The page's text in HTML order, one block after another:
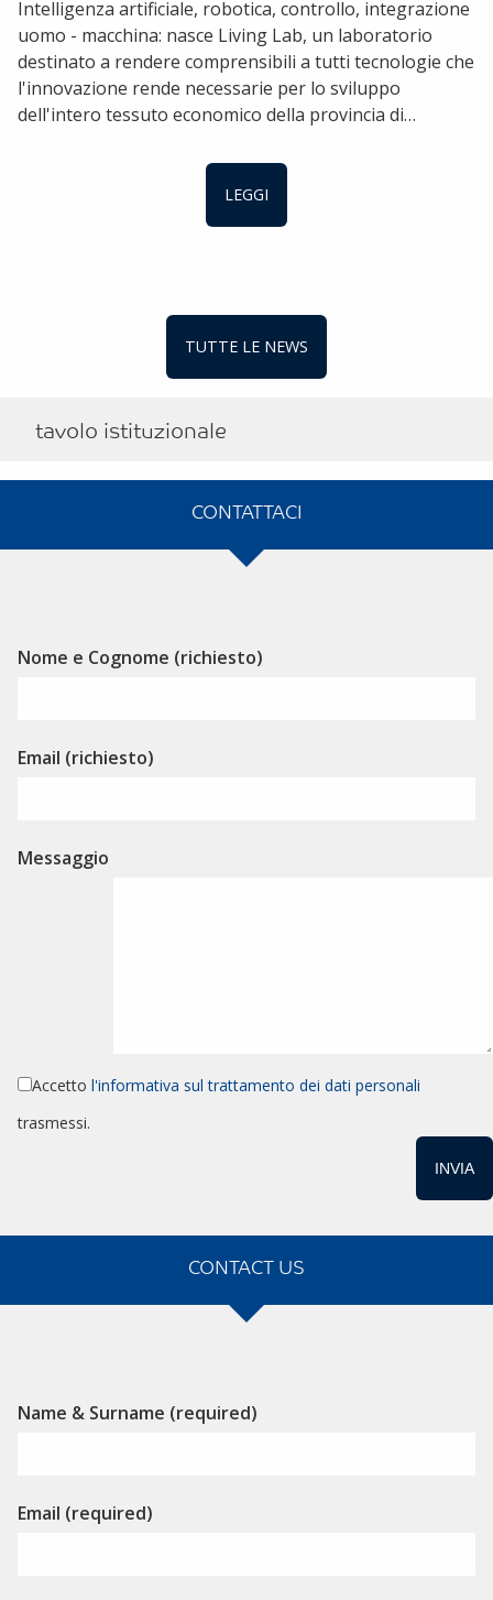
Intelligenza artificiale, robotica, controllo, integrazione
uomo - macchina: nasce Living Lab, un laboratorio
destinato a rendere comprensibili a tutti tecnologie che
l'innovazione rende necessarie per lo sviluppo
dell'intero tessuto economico della provincia di…
LEGGI
TUTTE LE NEWS
tavolo istituzionale
CONTATTACI
Nome e Cognome (richiesto)
Email (richiesto)
Messaggio
Accetto l'informativa sul trattamento dei dati personali
trasmessi.
Alternative:
CONTACT US
Name & Surname (required)
Email (required)
Alternative: